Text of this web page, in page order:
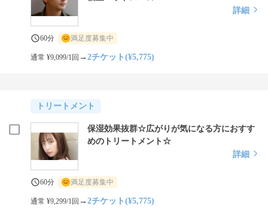
詳細
60分 満足度募集中
通常 ¥9,099/1回 →2チケット(¥5,775)
トリートメント
保湿効果抜群☆広がりが気になる方におすす
めのトリートメント☆
詳細
60分 満足度募集中
通常 ¥9,299/1回 →2チケット(¥5,775)